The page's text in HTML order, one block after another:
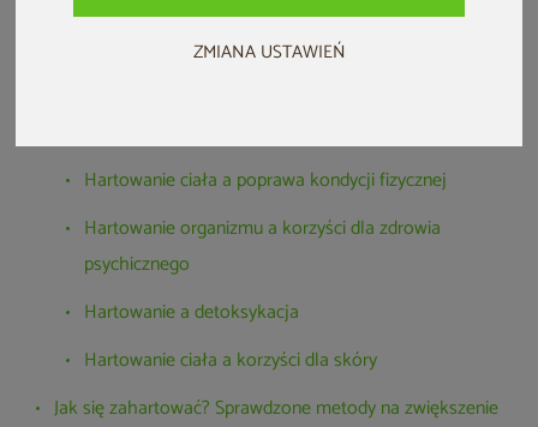
ZMIANA USTAWIEŃ
Co to jest hartowanie organizmu?
Hartowanie ciała a poprawa kondycji fizycznej
Hartowanie organizmu a korzyści dla zdrowia
psychicznego
Hartowanie a detoksykacja
Hartowanie ciała a korzyści dla skóry
Jak się zahartować? Sprawdzone metody na zwiększenie